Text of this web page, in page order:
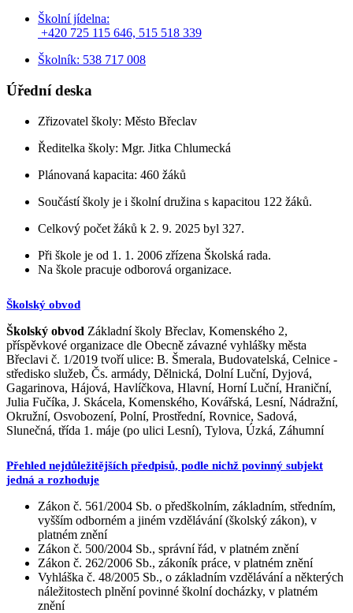
Školní jídelna:
+420 725 115 646, 515 518 339
Školník: 538 717 008
Úřední deska
Zřizovatel školy: Město Břeclav
Ředitelka školy: Mgr. Jitka Chlumecká
Plánovaná kapacita: 460 žáků
Součástí školy je i školní družina s kapacitou 122 žáků.
Celkový počet žáků k 2. 9. 2025 byl 327.
Při škole je od 1. 1. 2006 zřízena Školská rada.
Na škole pracuje odborová organizace.
Školský obvod
Školský obvod Základní školy Břeclav, Komenského 2,
příspěvkové organizace dle Obecně závazné vyhlášky města
Břeclavi č. 1/2019 tvoří ulice: B. Šmerala, Budovatelská, Celnice -
středisko služeb, Čs. armády, Dělnická, Dolní Luční, Dyjová,
Gagarinova, Hájová, Havlíčkova, Hlavní, Horní Luční, Hraniční,
Julia Fučíka, J. Skácela, Komenského, Kovářská, Lesní, Nádražní,
Okružní, Osvobození, Polní, Prostřední, Rovnice, Sadová,
Slunečná, třída 1. máje (po ulici Lesní), Tylova, Úzká, Záhumní
Přehled nejdůležitějších předpisů, podle nichž povinný subjekt
jedná a rozhoduje
Zákon č. 561/2004 Sb. o předškolním, základním, středním,
vyšším odborném a jiném vzdělávání (školský zákon), v
platném znění
Zákon č. 500/2004 Sb., správní řád, v platném znění
Zákon č. 262/2006 Sb., zákoník práce, v platném znění
Vyhláška č. 48/2005 Sb., o základním vzdělávání a některých
náležitostech plnění povinné školní docházky, v platném
znění